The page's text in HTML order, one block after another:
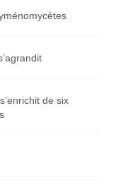
de six